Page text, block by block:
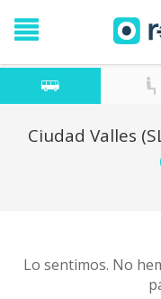
Ciudad Valles
Lo sentimos. No